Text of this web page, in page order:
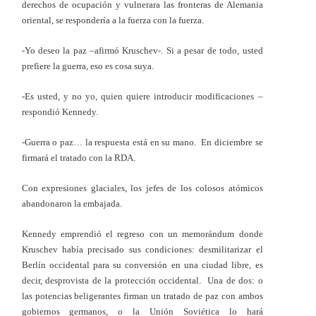
derechos de ocupación y vulnerara las fronteras de Alemania
oriental, se respondería a la fuerza con la fuerza.
-Yo deseo la paz –afirmó Kruschev-. Si a pesar de todo, usted
prefiere la guerra, eso es cosa suya.
-Es usted, y no yo, quien quiere introducir modificaciones –
respondió Kennedy.
-Guerra o paz… la respuesta está en su mano. En diciembre se
firmará el tratado con la RDA.
Con expresiones glaciales, los jefes de los colosos atómicos
abandonaron la embajada.
Kennedy emprendió el regreso con un memorándum donde
Kruschev había precisado sus condiciones: desmilitarizar el
Berlín occidental para su conversión en una ciudad libre, es
decir, desprovista de la protección occidental. Una de dos: o
las potencias beligerantes firman un tratado de paz con ambos
gobiernos germanos, o la Unión Soviética lo hará